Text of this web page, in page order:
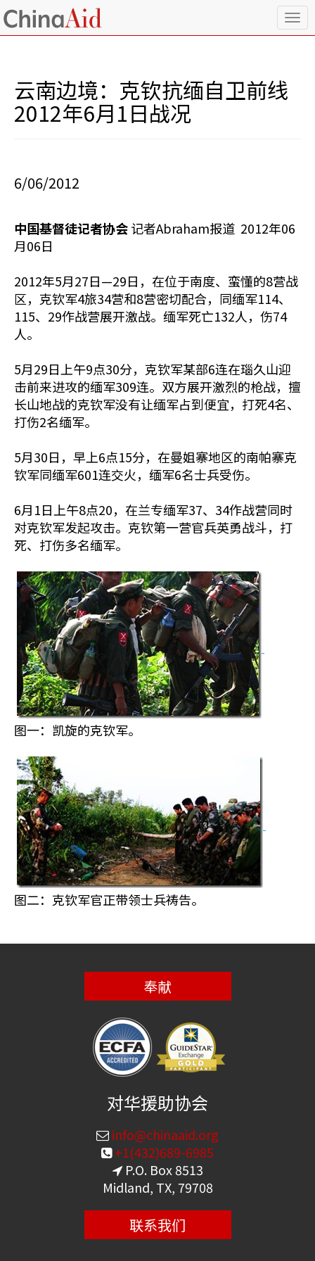
T
o
n
云南边境：克钦抗缅自卫前线
2012年6月1日战况
6/06/2012
中国基督徒记者协会记者Abraham报道 2012年06
月06日
2012年5月27日—29日，在位于南度、蛮懂的8营战
区，克钦军4旅34营和8营密切配合，同缅军114、
115、29作战营展开激战。缅军死亡132人，伤74
人。
5月29日上午9点30分，克钦军某部6连在瑙久山迎
击前来进攻的缅军309连。双方展开激烈的枪战，擅
长山地战的克钦军没有让缅军占到便宜，打死4名、
打伤2名缅军。
5月30日，早上6点15分，在曼姐寨地区的南帕寨克
钦军同缅军601连交火，缅军6名士兵受伤。
6月1日上午8点20，在兰专缅军37、34作战营同时
对克钦军发起攻击。克钦第一营官兵英勇战斗，打
死、打伤多名缅军。
图一：凯旋的克钦军。
图二：克钦军官正带领士兵祷告。
奉献
对华援助协会
info@chinaaid.org
+1(432)689-6985
P.O. Box 8513
Midland, TX, 79708
联系我们